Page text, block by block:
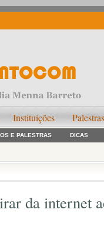
Instituições Palestras
E PALESTRAS DICAS
da internet